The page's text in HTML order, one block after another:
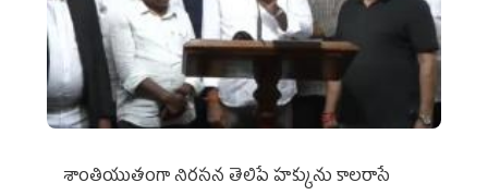
శాంతియుతంగా నిరసన తెలిపే హక్కును కాలరాసే